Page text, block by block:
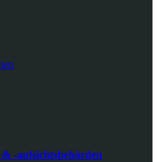
-aufsichtsbehörden